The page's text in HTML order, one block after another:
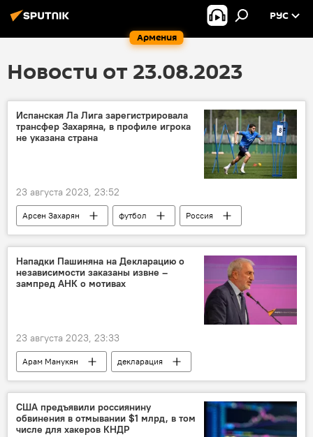
Армения
РУС
Новости от 23.08.2023
Испанская Ла Лига зарегистрировала
трансфер Захаряна, в профиле игрока
не указана страна
23 августа 2023, 23:52
Арсен Захарян футбол
Россия
Испания
Нападки Пашиняна на Декларацию о
независимости заказаны извне –
зампред АНК о мотивах
23 августа 2023, 23:33
Арам Манукян
декларация
независимость
Армения Политика
США предъявили россиянину
обвинения в отмывании $1 млрд, в том
числе для хакеров КНДР